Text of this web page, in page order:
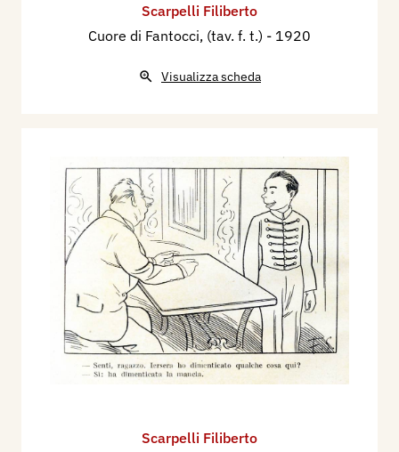
Scarpelli Filiberto
Cuore di Fantocci, (tav. f. t.) - 1920
Visualizza scheda
Scarpelli Filiberto